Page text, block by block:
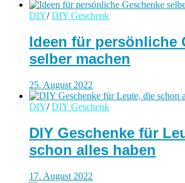
DIY/ DIY Geschenk
Ideen für persönliche
selber machen
25. August 2022
DIY/ DIY Geschenk
DIY Geschenke für
schon alles haben
17. August 2022